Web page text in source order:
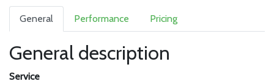
General Performance Pricing
General description
Service